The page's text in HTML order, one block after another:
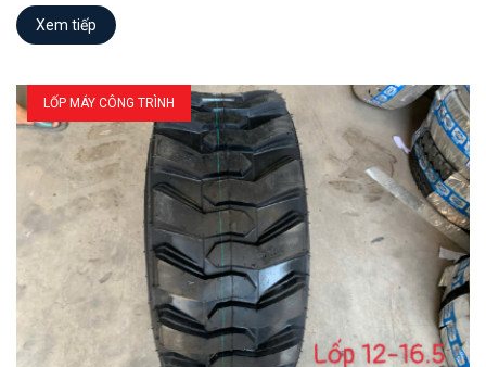
Xem tiếp
LỐP MÁY CÔNG TRÌNH